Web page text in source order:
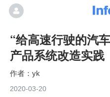
“给高速行驶的汽
产品系统改造实践
yk
2020-03-20